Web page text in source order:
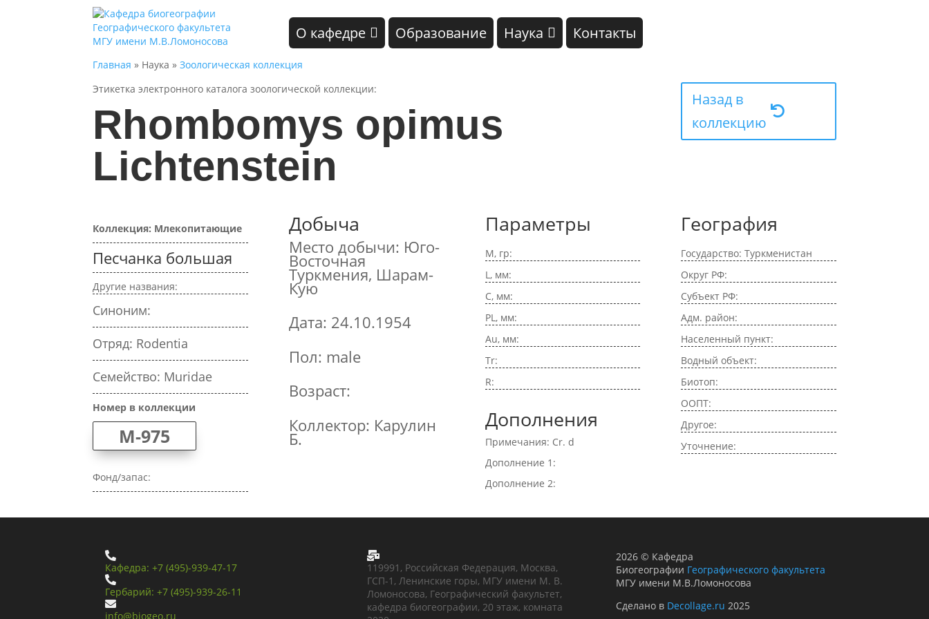
О кафедре Образование Наука Контакты
Главная » Наука »Зоологическая коллекция
Этикетка электронного каталога зоологической коллекции:
Rhombomys opimus
Lichtenstein
Назад в
коллекцию
Коллекция: Млекопитающие
Песчанка большая
Другие названия:
Синоним:
Отряд: Rodentia
Семейство: Muridae
Номер в коллекции
M-975
Фонд/запас:
Добыча
Место добычи: Юго-
Восточная
Туркмения, Шарам-
Кую
Дата: 24.10.1954
Пол: male
Возраст:
Коллектор: Карулин
Б.
Параметры
M, гр:
L, мм:
C, мм:
PL, мм:
Au, мм:
Tr:
R:
Дополнения
Примечания: Cr. d
Дополнение 1:
Дополнение 2:
География
Государство: Туркменистан
Округ РФ:
Субъект РФ:
Адм. район:
Населенный пункт:
Водный объект:
Биотоп:
ООПТ:
Другое:
Уточнение:

Кафедра: +7 (495)-939-47-17

Гербарий: +7 (495)-939-26-11

info@biogeo.ru

119991, Российская Федерация, Москва,
ГСП-1, Ленинские горы, МГУ имени М. В.
Ломоносова, Географический факультет,
кафедра биогеографии, 20 этаж, комната
2026 © Кафедра
Биогеографии Географического факультета
МГУ имени М.В.Ломоносова
Сделано в Decollage.ru 2025